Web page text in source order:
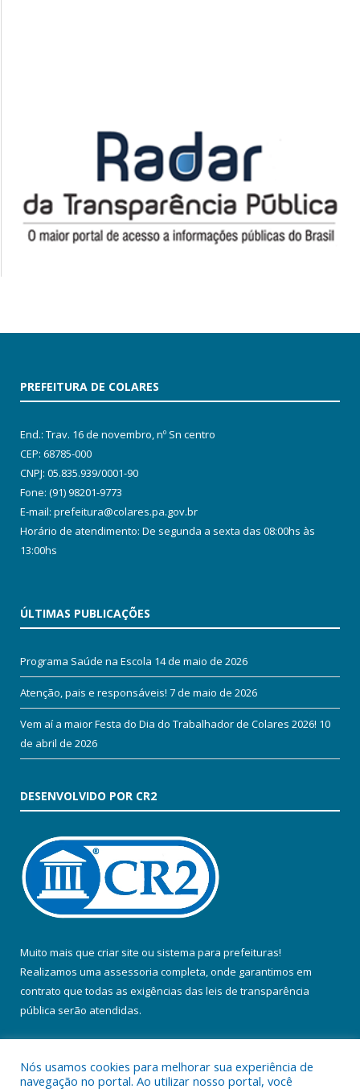
PREFEITURA DE COLARES
End.: Trav. 16 de novembro, nº Sn centro
CEP: 68785-000
CNPJ: 05.835.939/0001-90
Fone: (91) 98201-9773
E-mail: prefeitura@colares.pa.gov.br
Horário de atendimento: De segunda a sexta das 08:00hs às
13:00hs
ÚLTIMAS PUBLICAÇÕES
Programa Saúde na Escola 14 de maio de 2026
Atenção, pais e responsáveis! 7 de maio de 2026
Vem aí a maior Festa do Dia do Trabalhador de Colares 2026! 10
de abril de 2026
DESENVOLVIDO POR CR2
Muito mais que criar site ou sistema para prefeituras!
Realizamos uma assessoria completa, onde garantimos em
contrato que todas as exigências das leis de transparência
pública serão atendidas.
Nós usamos cookies para melhorar sua experiência de
navegação no portal. Ao utilizar nosso portal, você